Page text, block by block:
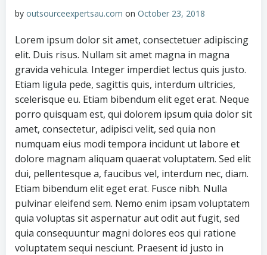
by outsourceexpertsau.com on October 23, 2018
Lorem ipsum dolor sit amet, consectetuer adipiscing
elit. Duis risus. Nullam sit amet magna in magna
gravida vehicula. Integer imperdiet lectus quis justo.
Etiam ligula pede, sagittis quis, interdum ultricies,
scelerisque eu. Etiam bibendum elit eget erat. Neque
porro quisquam est, qui dolorem ipsum quia dolor sit
amet, consectetur, adipisci velit, sed quia non
numquam eius modi tempora incidunt ut labore et
dolore magnam aliquam quaerat voluptatem. Sed elit
dui, pellentesque a, faucibus vel, interdum nec, diam.
Etiam bibendum elit eget erat. Fusce nibh. Nulla
pulvinar eleifend sem. Nemo enim ipsam voluptatem
quia voluptas sit aspernatur aut odit aut fugit, sed
quia consequuntur magni dolores eos qui ratione
voluptatem sequi nesciunt. Praesent id justo in